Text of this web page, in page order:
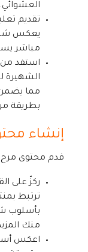
العشوائي.
تقديم
يعكس
مباشر
استفد من
الشهيرة
مما يضمن
بطريقة
إنشاء
قدم محتوى مرح
ركزّ على
ترتبط
بأسلوب
منك
اعكس